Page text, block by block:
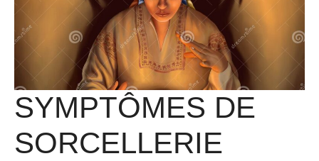
SYMPTÔMES DE
SORCELLERIE